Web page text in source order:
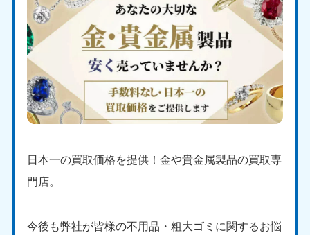
日本一の買取価格を提供！金や貴金属製品の買取専
門店。
今後も弊社が皆様の不用品・粗大ゴミに関するお悩